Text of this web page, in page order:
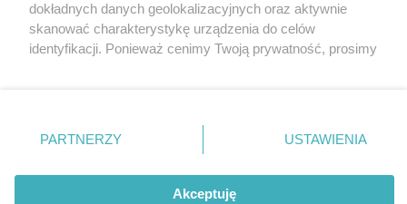
O WITRYNIE
UEFA, a jej treści są prywatnymi opiniami i
Ta strona korzysta z ciasteczek aby świadczyć usługi na
dokładnych danych geolokalizacyjnych oraz aktywnie
skanować charakterystykę urządzenia do celów
identyfikacji. Ponieważ cenimy Twoją prywatność, prosimy
prywatności znajdujący się w lewym dolnym rogu strony
. Niektóre rodzaje przetwarzania danych nie wymagają
zgody użytkownika, ale masz prawo sprzeciwić się
takiemu przetwarzaniu. Preferencje będą miały
PARTNERZY USTAWIENIA
Akceptuję